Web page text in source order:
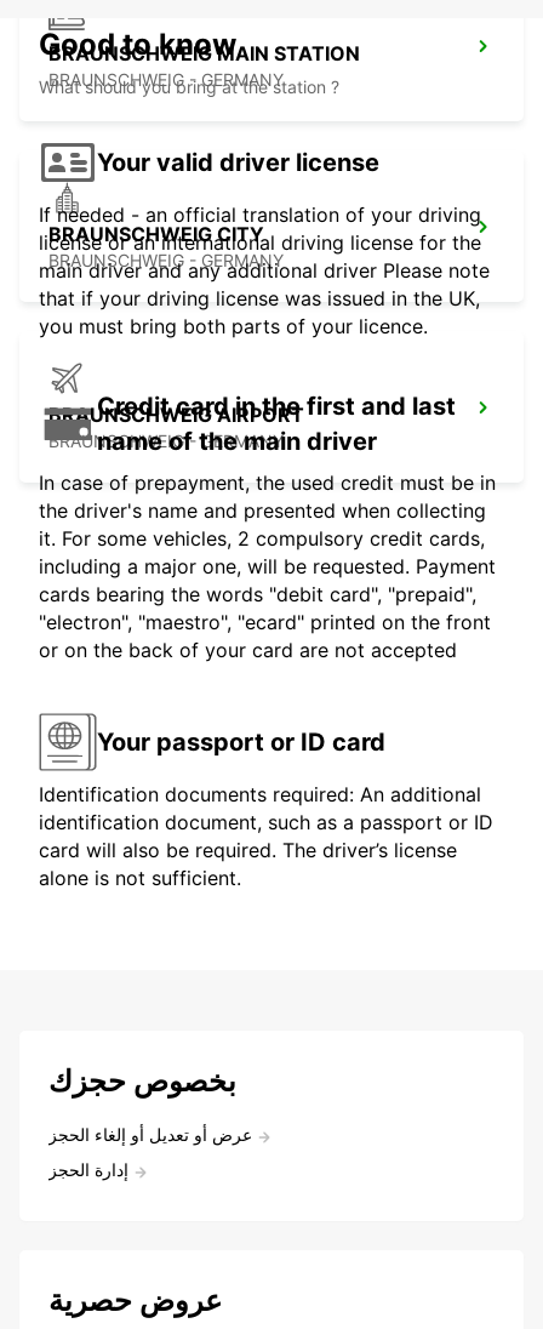
BRAUNSCHWEIG MAIN STATION
BRAUNSCHWEIG - GERMANY
BRAUNSCHWEIG CITY
BRAUNSCHWEIG - GERMANY
BRAUNSCHWEIG AIRPORT
BRAUNSCHWEIG - GERMANY
Good to know
What should you bring at the station ?
Your valid driver license
If needed - an official translation of your driving
license or an international driving license for the
main driver and any additional driver Please note
that if your driving license was issued in the UK,
you must bring both parts of your licence.
Credit card in the first and last
name of the main driver
In case of prepayment, the used credit must be in
the driver's name and presented when collecting
it. For some vehicles, 2 compulsory credit cards,
including a major one, will be requested. Payment
cards bearing the words "debit card", "prepaid",
"electron", "maestro", "ecard" printed on the front
or on the back of your card are not accepted
Your passport or ID card
Identification documents required: An additional
identification document, such as a passport or ID
card will also be required. The driver’s license
alone is not sufficient.
بخصوص حجزك
عرض أو تعديل أو إلغاء الحجز
إدارة الحجز
عروض حصرية